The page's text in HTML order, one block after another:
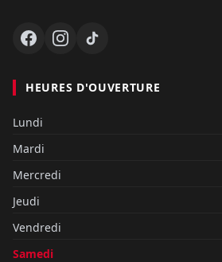
HEURES D'OUVERTURE
Lundi
Mardi
Mercredi
Jeudi
Vendredi
Samedi